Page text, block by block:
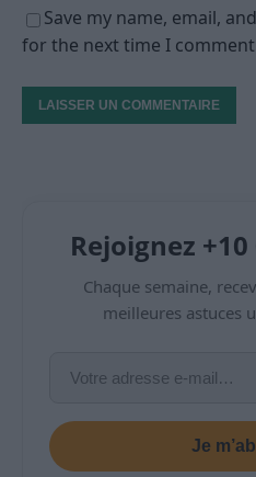
Save my name, email,
for the next time I
Rejoignez
Chaque semaine,
meilleures astuces
Je